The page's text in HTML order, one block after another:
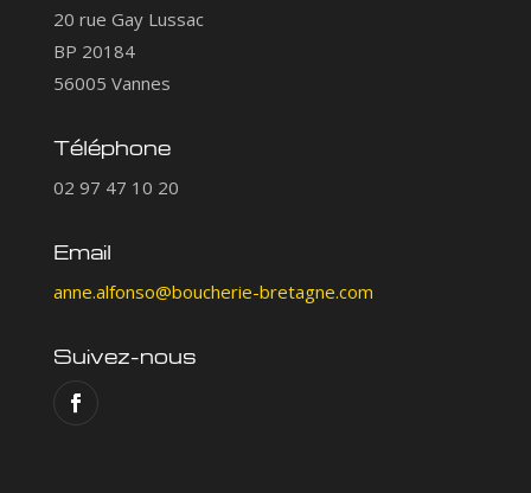
20 rue Gay Lussac
BP 20184
56005 Vannes
Téléphone
02 97 47 10 20
Email
anne.alfonso@boucherie-bretagne.com
Suivez-nous